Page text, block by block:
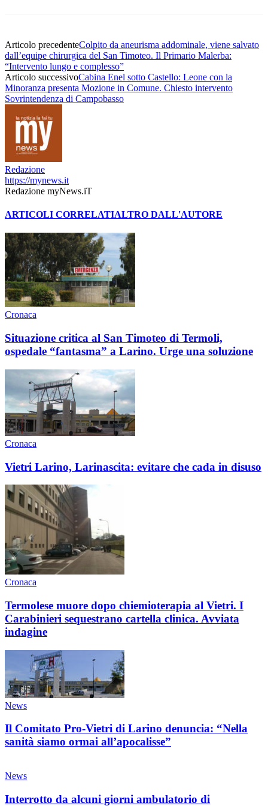
Articolo precedenteColpito da aneurisma addominale, viene salvato
dall’equipe chirurgica del San Timoteo. Il Primario Malerba:
“Intervento lungo e complesso”
Articolo successivoCabina Enel sotto Castello: Leone con la
Minoranza presenta Mozione in Comune. Chiesto intervento
Sovrintendenza di Campobasso
Redazione
https://mynews.it
Redazione myNews.iT
ARTICOLI CORRELATIALTRO DALL'AUTORE
Cronaca
Situazione critica al San Timoteo di Termoli,
ospedale “fantasma” a Larino. Urge una soluzione
Cronaca
Vietri Larino, Larinascita: evitare che cada in disuso
Cronaca
Termolese muore dopo chiemioterapia al Vietri. I
Carabinieri sequestrano cartella clinica. Avviata
indagine
News
Il Comitato Pro-Vietri di Larino denuncia: “Nella
sanità siamo ormai all’apocalisse”
News
Interrotto da alcuni giorni ambulatorio di